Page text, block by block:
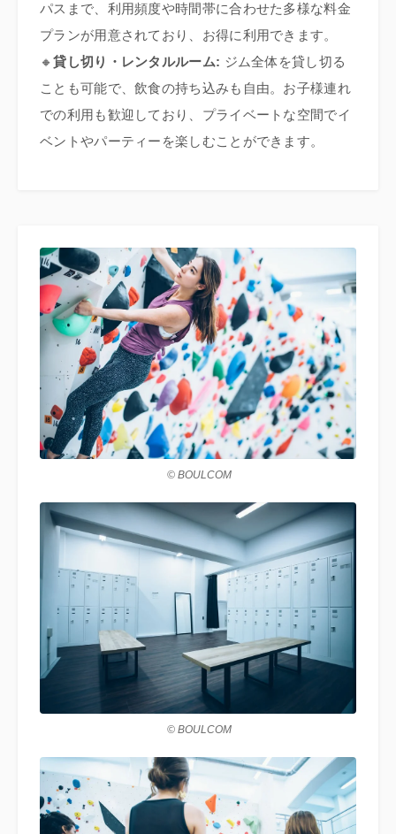
パスまで、利用頻度や時間帯に合わせた多様な料金
プランが用意されており、お得に利用できます。
🔸貸し切り・レンタルルーム: ジム全体を貸し切る
ことも可能で、飲食の持ち込みも自由。お子様連れ
での利用も歓迎しており、プライベートな空間でイ
ベントやパーティーを楽しむことができます。
© BOULCOM
© BOULCOM